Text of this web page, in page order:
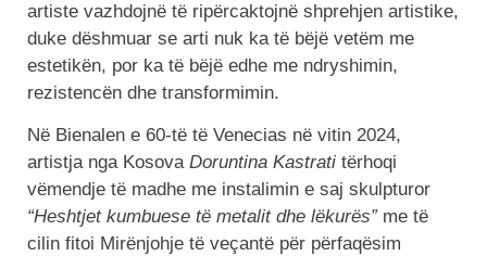
artiste vazhdojnë të ripërcaktojnë shprehjen artistike,
duke dëshmuar se arti nuk ka të bëjë vetëm me
estetikën, por ka të bëjë edhe me ndryshimin,
rezistencën dhe transformimin.
Në Bienalen e 60-të të Venecias në vitin 2024,
artistja nga Kosova Doruntina Kastrati tërhoqi
vëmendje të madhe me instalimin e saj skulpturor
“Heshtjet kumbuese të metalit dhe lëkurës” me të
cilin fitoi Mirënjohje të veçantë për përfaqësim